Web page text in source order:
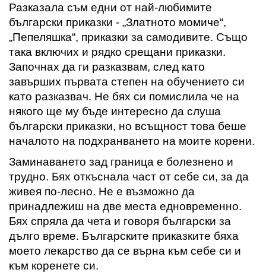
Разказала съм едни от най-любимите
български приказки - „Златното момиче“,
„Пепеляшка“, приказки за самодивите. Също
така включих и рядко срещани приказки.
Започнах да ги разказвам, след като
завърших първата степен на обучението си
като разказвач. Не бях си помислила че на
някого ще му бъде интересно да слуша
български приказки, но всъщност това беше
началото на подхранването на моите корени.
Заминаването зад граница е болезнено и
трудно. Бях откъснала част от себе си, за да
живея по-лесно. Не е възможно да
принадлежиш на две места едновременно.
Бях спряла да чета и говоря български за
дълго време. Българските приказките бяха
моето лекарство да се върна към себе си и
към коренете си.